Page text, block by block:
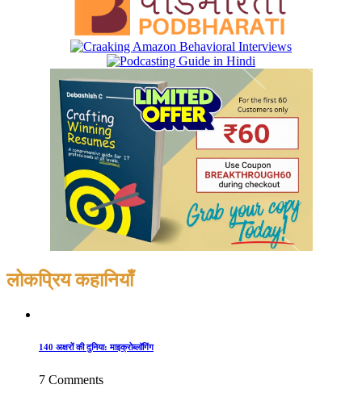
लोकप्रिय कहानियाँ
140 अक्षरों की दुनिया: माइक्रोब्लॉगिंग
7 Comments